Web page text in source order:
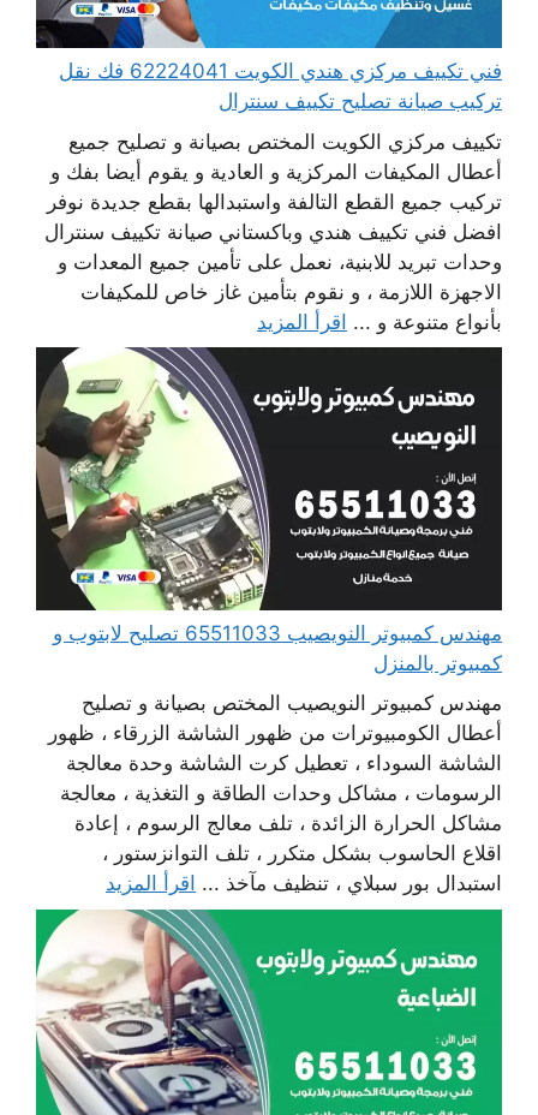
فني تكييف مركزي هندي الكويت 62224041 فك نقل
تركيب صيانة تصليح تكييف سنترال
تكييف مركزي الكويت المختص بصيانة و تصليح جميع
أعطال المكيفات المركزية و العادية و يقوم أيضا بفك و
تركيب جميع القطع التالفة واستبدالها بقطع جديدة نوفر
افضل فني تكييف هندي وباكستاني صيانة تكييف سنترال
وحدات تبريد للابنية، نعمل على تأمين جميع المعدات و
الاجهزة اللازمة ، و نقوم بتأمين غاز خاص للمكيفات
بأنواع متنوعة و ... اقرأ المزيد
مهندس كمبيوتر النويصيب 65511033 تصليح لابتوب و
كمبيوتر بالمنزل
مهندس كمبيوتر النويصيب المختص بصيانة و تصليح
أعطال الكومبيوترات من ظهور الشاشة الزرقاء ، ظهور
الشاشة السوداء ، تعطيل كرت الشاشة وحدة معالجة
الرسومات ، مشاكل وحدات الطاقة و التغذية ، معالجة
مشاكل الحرارة الزائدة ، تلف معالج الرسوم ، إعادة
اقلاع الحاسوب بشكل متكرر ، تلف التوانزستور ،
استبدال بور سبلاي ، تنظيف مآخذ ... اقرأ المزيد